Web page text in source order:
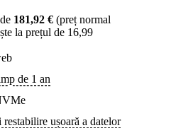
181,92 € (preț normal
la prețul de 16,99
de 1 an
ușoară a datelor